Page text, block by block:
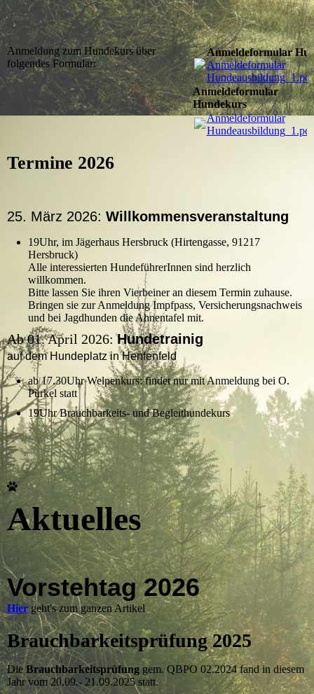
Anmeldeformular
Anmeldeformular
Hundeausbildung_1.pdf
Anmeldeformular
Hundekurs
Anmeldeformular
Hundeausbildung_1.pdf
Anmeldung zum Hundekurs über
folgendes Formular:
Termine 2026
25. März 2026: Willkommensveranstaltung
19Uhr, im Jägerhaus Hersbruck (Hirtengasse, 91217
Hersbruck)
Alle interessierten HundeführerInnen sind herzlich
willkommen.
Bitte lassen Sie ihren Vierbeiner an diesem Termin zuhause.
Bringen sie zur Anmeldung Impfpass, Versicherungsnachweis
und bei Jagdhunden die Ahnentafel mit.
Ab 01. April 2026:Hundetrainig
auf dem Hundeplatz in Henfenfeld
ab 17.30Uhr Welpenkurs: findet nur mit Anmeldung bei O.
Pürkel statt
19Uhr Brauchbarkeits- und Begleithundekurs
Aktuelles
Vorstehtag 2026
Hiergeht's zum ganzen Artikel
Brauchbarkeitsprüfung 2025
DieBrauchbarkeitsprüfung gem. QBPO 02.2024 fand in diesem
Jahr vom 20.09.- 21.09.2025 statt.